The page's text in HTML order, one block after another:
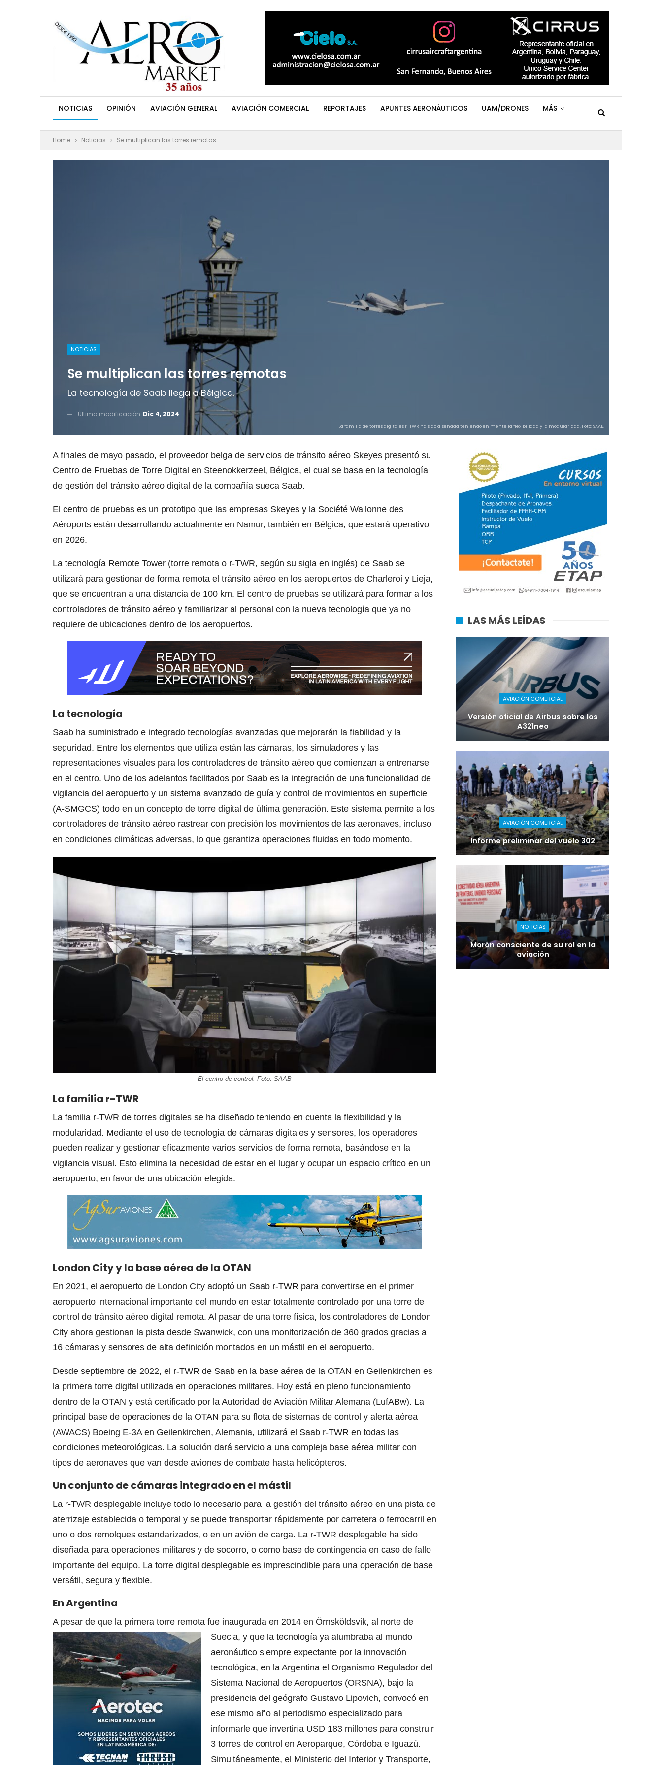
NOTICIAS OPINIÓN AVIACIÓN GENERAL AVIACIÓN COMERCIAL REPORTAJES APUNTES AERONÁUTICOS UAM/DRONES MÁS
Home Noticias Se multiplican las torres remotas
NOTICIAS
Se multiplican las torres remotas
La tecnología de Saab llega a Bélgica.
Última modificación Dic 4, 2024
La familia de torres digitales r-TWR ha sido diseñada teniendo en mente la flexibilidad y la modularidad. Foto: SAAB.
A finales de mayo pasado, el proveedor belga de servicios de tránsito aéreo Skeyes presentó su
Centro de Pruebas de Torre Digital en Steenokkerzeel, Bélgica, el cual se basa en la tecnología
de gestión del tránsito aéreo digital de la compañía sueca Saab.
El centro de pruebas es un prototipo que las empresas Skeyes y la Société Wallonne des
Aéroports están desarrollando actualmente en Namur, también en Bélgica, que estará operativo
en 2026.
La tecnología Remote Tower (torre remota o r-TWR, según su sigla en inglés) de Saab se
utilizará para gestionar de forma remota el tránsito aéreo en los aeropuertos de Charleroi y Lieja,
que se encuentran a una distancia de 100 km. El centro de pruebas se utilizará para formar a los
controladores de tránsito aéreo y familiarizar al personal con la nueva tecnología que ya no
requiere de ubicaciones dentro de los aeropuertos.
La tecnología
Saab ha suministrado e integrado tecnologías avanzadas que mejorarán la fiabilidad y la
seguridad. Entre los elementos que utiliza están las cámaras, los simuladores y las
representaciones visuales para los controladores de tránsito aéreo que comienzan a entrenarse
en el centro. Uno de los adelantos facilitados por Saab es la integración de una funcionalidad de
vigilancia del aeropuerto y un sistema avanzado de guía y control de movimientos en superficie
(A-SMGCS) todo en un concepto de torre digital de última generación. Este sistema permite a los
controladores de tránsito aéreo rastrear con precisión los movimientos de las aeronaves, incluso
en condiciones climáticas adversas, lo que garantiza operaciones fluidas en todo momento.
El centro de control. Foto: SAAB
La familia r-TWR
La familia r-TWR de torres digitales se ha diseñado teniendo en cuenta la flexibilidad y la
modularidad. Mediante el uso de tecnología de cámaras digitales y sensores, los operadores
pueden realizar y gestionar eficazmente varios servicios de forma remota, basándose en la
vigilancia visual. Esto elimina la necesidad de estar en el lugar y ocupar un espacio crítico en un
aeropuerto, en favor de una ubicación elegida.
London City y la base aérea de la OTAN
En 2021, el aeropuerto de London City adoptó un Saab r-TWR para convertirse en el primer
aeropuerto internacional importante del mundo en estar totalmente controlado por una torre de
control de tránsito aéreo digital remota. Al pasar de una torre física, los controladores de London
City ahora gestionan la pista desde Swanwick, con una monitorización de 360 ​​grados gracias a
16 cámaras y sensores de alta definición montados en un mástil en el aeropuerto.
Desde septiembre de 2022, el r-TWR de Saab en la base aérea de la OTAN en Geilenkirchen es
la primera torre digital utilizada en operaciones militares. Hoy está en pleno funcionamiento
dentro de la OTAN y está certificado por la Autoridad de Aviación Militar Alemana (LufABw). La
principal base de operaciones de la OTAN para su flota de sistemas de control y alerta aérea
(AWACS) Boeing E-3A en Geilenkirchen, Alemania, utilizará el Saab r-TWR en todas las
condiciones meteorológicas. La solución dará servicio a una compleja base aérea militar con
tipos de aeronaves que van desde aviones de combate hasta helicópteros.
Un conjunto de cámaras integrado en el mástil
La r-TWR desplegable incluye todo lo necesario para la gestión del tránsito aéreo en una pista de
aterrizaje establecida o temporal y se puede transportar rápidamente por carretera o ferrocarril en
uno o dos remolques estandarizados, o en un avión de carga. La r-TWR desplegable ha sido
diseñada para operaciones militares y de socorro, o como base de contingencia en caso de fallo
importante del equipo. La torre digital desplegable es imprescindible para una operación de base
versátil, segura y flexible.
En Argentina
A pesar de que la primera torre remota fue inaugurada en 2014 en Örnsköldsvik, al norte de
Suecia, y que la tecnología ya alumbraba al mundo
aeronáutico siempre expectante por la innovación
tecnológica, en la Argentina el Organismo Regulador del
Sistema Nacional de Aeropuertos (ORSNA), bajo la
presidencia del geógrafo Gustavo Lipovich, convocó en
ese mismo año al periodismo especializado para
informarle que invertiría USD 183 millones para construir
3 torres de control en Aeroparque, Córdoba e Iguazú.
Simultáneamente, el Ministerio del Interior y Transporte,
LAS MÁS LEÍDAS
AVIACIÓN COMERCIAL
Versión oficial de Airbus sobre los
A321neo
AVIACIÓN COMERCIAL
Informe preliminar del vuelo 302
NOTICIAS
Morón consciente de su rol en la
aviación